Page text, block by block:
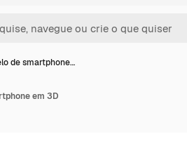
de smartphone…
em 3D